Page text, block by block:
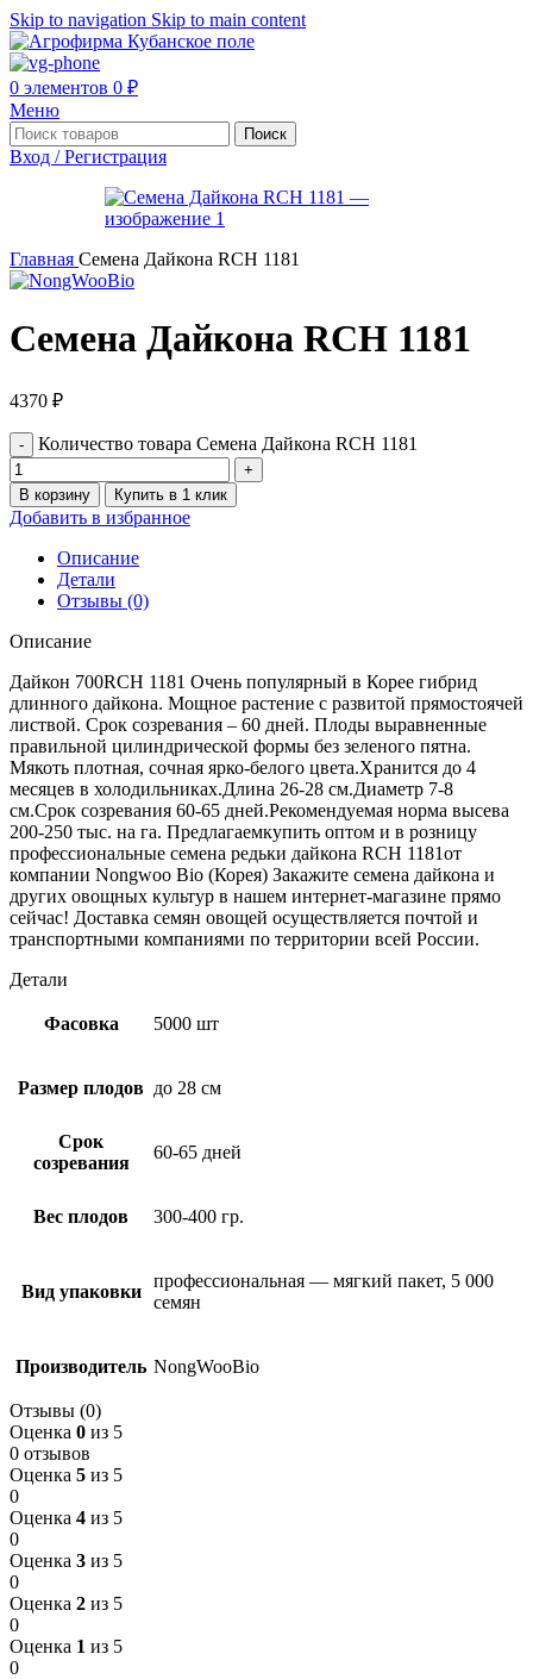
Skip to navigation Skip to main content
0 элементов 0 ₽
Меню
Поиск
Вход / Регистрация
Главная Семена Дайкона RCH 1181
Семена Дайкона RCH 1181
4370 ₽
Количество товара Семена Дайкона RCH 1181
В корзину Купить в 1 клик
Добавить в избранное
Описание
Детали
Отзывы (0)
Описание
Дайкон 700RCH 1181 Очень популярный в Корее гибрид
длинного дайкона. Мощное растение с развитой прямостоячей
листвой. Срок созревания – 60 дней. Плоды выравненные
правильной цилиндрической формы без зеленого пятна.
Мякоть плотная, сочная ярко-белого цвета.Хранится до 4
месяцев в холодильниках.Длина 26-28 см.Диаметр 7-8
см.Срок созревания 60-65 дней.Рекомендуемая норма высева
200-250 тыс. на га. Предлагаемкупить оптом и в розницу
профессиональные семена редьки дайкона RCH 1181от
компании Nongwoo Bio (Корея) Закажите семена дайкона и
других овощных культур в нашем интернет-магазине прямо
сейчас! Доставка семян овощей осуществляется почтой и
транспортными компаниями по территории всей России.
Детали
Фасовка 5000 шт
Размер плодов до 28 см
Срок
созревания
60-65 дней
Вес плодов 300-400 гр.
Вид упаковки
профессиональная — мягкий пакет, 5 000
семян
Производитель NongWooBio
Отзывы (0)
Оценка 0 из 5
0 отзывов
Оценка 5 из 5
0
Оценка 4 из 5
0
Оценка 3 из 5
0
Оценка 2 из 5
0
Оценка 1 из 5
0